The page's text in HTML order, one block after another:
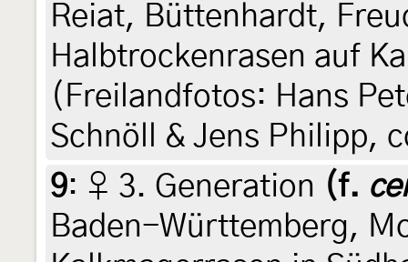
Reiat, Büttenhardt,
Halbtrockenrasen auf
(Freilandfotos: Hans
Schnöll & Jens Philipp,
9: ♀ 3. Generation (f.
Baden-Württemberg,